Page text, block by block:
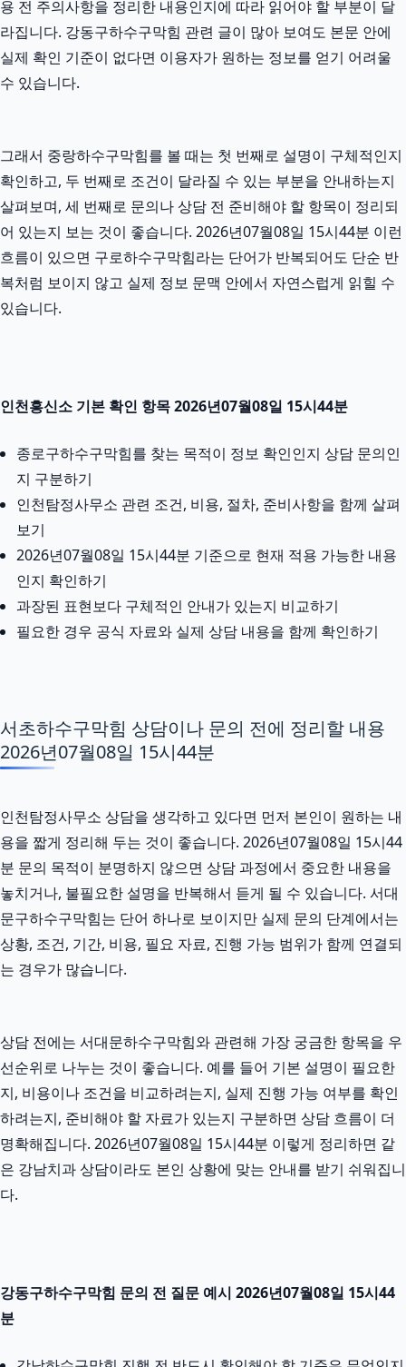
용 전 주의사항을 정리한 내용인지에 따라 읽어야 할 부분이 달
라집니다. 강동구하수구막힘 관련 글이 많아 보여도 본문 안에
실제 확인 기준이 없다면 이용자가 원하는 정보를 얻기 어려울
수 있습니다.
그래서 중랑하수구막힘를 볼 때는 첫 번째로 설명이 구체적인지
확인하고, 두 번째로 조건이 달라질 수 있는 부분을 안내하는지
살펴보며, 세 번째로 문의나 상담 전 준비해야 할 항목이 정리되
어 있는지 보는 것이 좋습니다. 2026년07월08일 15시44분 이런
흐름이 있으면 구로하수구막힘라는 단어가 반복되어도 단순 반
복처럼 보이지 않고 실제 정보 문맥 안에서 자연스럽게 읽힐 수
있습니다.
인천흥신소 기본 확인 항목 2026년07월08일 15시44분
종로구하수구막힘를 찾는 목적이 정보 확인인지 상담 문의인
지 구분하기
인천탐정사무소 관련 조건, 비용, 절차, 준비사항을 함께 살펴
보기
2026년07월08일 15시44분 기준으로 현재 적용 가능한 내용
인지 확인하기
과장된 표현보다 구체적인 안내가 있는지 비교하기
필요한 경우 공식 자료와 실제 상담 내용을 함께 확인하기
서초하수구막힘 상담이나 문의 전에 정리할 내용
2026년07월08일 15시44분
인천탐정사무소 상담을 생각하고 있다면 먼저 본인이 원하는 내
용을 짧게 정리해 두는 것이 좋습니다. 2026년07월08일 15시44
분 문의 목적이 분명하지 않으면 상담 과정에서 중요한 내용을
놓치거나, 불필요한 설명을 반복해서 듣게 될 수 있습니다. 서대
문구하수구막힘는 단어 하나로 보이지만 실제 문의 단계에서는
상황, 조건, 기간, 비용, 필요 자료, 진행 가능 범위가 함께 연결되
는 경우가 많습니다.
상담 전에는 서대문하수구막힘와 관련해 가장 궁금한 항목을 우
선순위로 나누는 것이 좋습니다. 예를 들어 기본 설명이 필요한
지, 비용이나 조건을 비교하려는지, 실제 진행 가능 여부를 확인
하려는지, 준비해야 할 자료가 있는지 구분하면 상담 흐름이 더
명확해집니다. 2026년07월08일 15시44분 이렇게 정리하면 같
은 강남치과 상담이라도 본인 상황에 맞는 안내를 받기 쉬워집니
다.
강동구하수구막힘 문의 전 질문 예시 2026년07월08일 15시44
분